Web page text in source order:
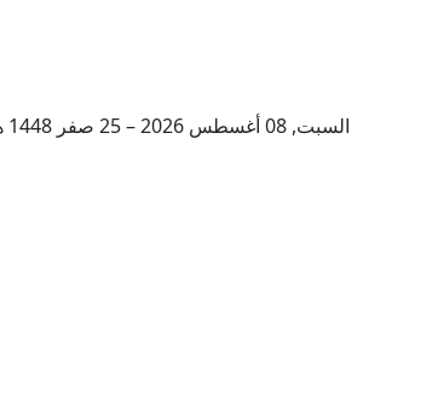
السبت, 08 أغسطس 2026 – 25 صفر 1448 هـ